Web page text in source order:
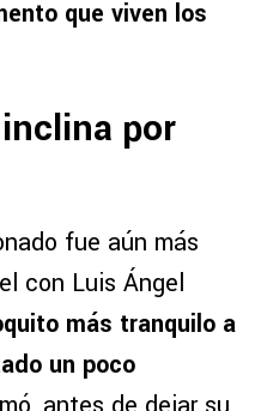
que viven los
por
fue aún más
con Luis Ángel
más tranquilo a
un poco